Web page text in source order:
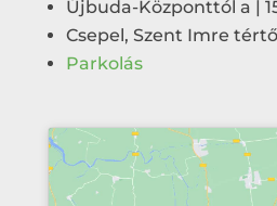
Újbuda-Központtól a |
Csepel, Szent Imre
Parkolás